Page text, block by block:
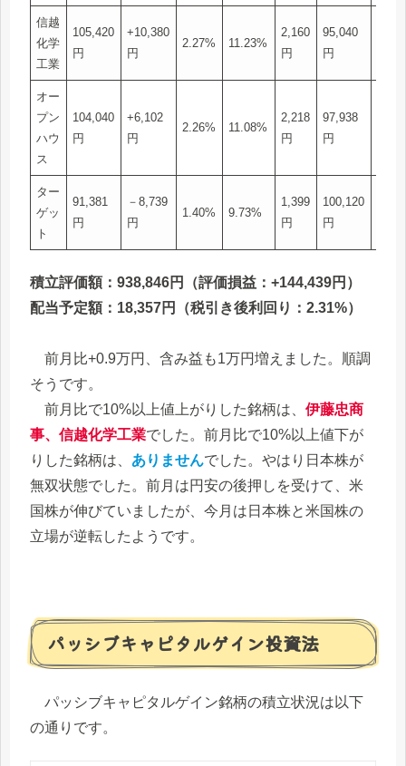
信越
化学
工業
105,420
円
+10,380
円
2.27% 11.23%
2,160
円
95,040
円
オー
プン
ハウ
ス
104,040
円
+6,102
円
2.26% 11.08%
2,218
円
97,938
円
ター
ゲッ
ト
91,381
円
－8,739
円
1.40% 9.73%
1,399
円
100,120
円
積立評価額：938,846円（評価損益：+144,439円）
配当予定額：18,357円（税引き後利回り：2.31%）
前月比+0.9万円、含み益も1万円増えました。順調
そうです。
前月比で10%以上値上がりした銘柄は、 伊藤忠商
事、信越化学工業でした。前月比で10%以上値下が
りした銘柄は、 ありませんでした。やはり日本株が
無双状態でした。前月は円安の後押しを受けて、米
国株が伸びていましたが、今月は日本株と米国株の
立場が逆転したようです。
パッシブキャピタルゲイン投資法
パッシブキャピタルゲイン銘柄の積立状況は以下
の通りです。